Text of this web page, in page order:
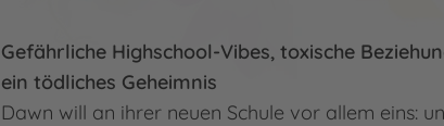
Gefährliche Highschool-Vibes, toxische
ein tödliches Geheimnis
Dawn will an ihrer neuen Schule vor allem eins: